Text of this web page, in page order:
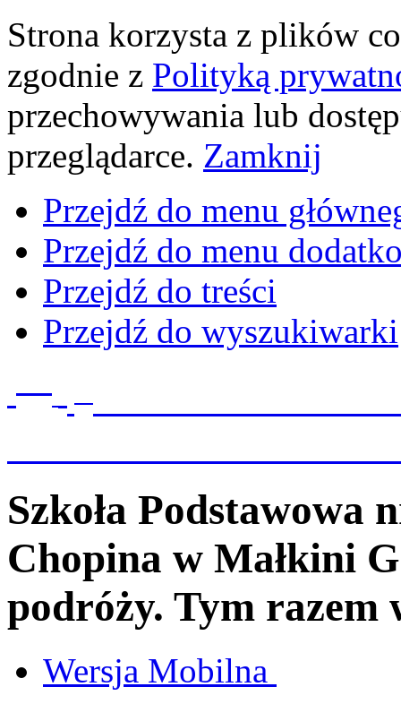
Strona korzysta z plików
zgodnie z Polityką
przechowywania lub
przeglądarce. Zamknij
Przejdź do menu
Przejdź do menu
Przejdź do treści
Przejdź do wyszukiwarki
Szkoła Podstawowa
Chopina w Małkini
podróży. Tym
Wersja Mobilna